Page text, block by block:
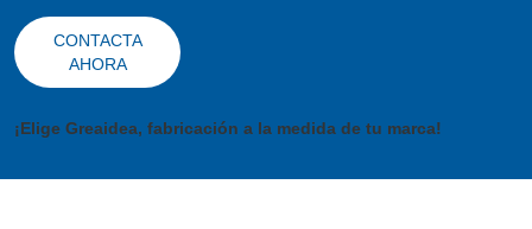
CONTACTA
AHORA
¡Elige Greaidea, fabricación a la medida de tu marca!